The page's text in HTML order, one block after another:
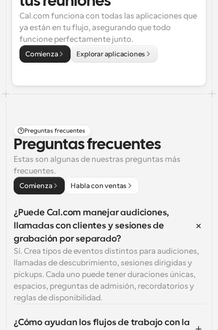
Cal.com funciona con todas las aplicaciones que
ya están en tu flujo, asegurando que todo
funcione perfectamente junto.
Comienza Explorar aplicaciones
Preguntas frecuentes
Preguntas frecuentes
Estas son algunas de nuestras preguntas más
frecuentes.
Comienza Habla con ventas
¿Puede Cal.com manejar audiciones,
llamadas con clientes y sesiones de
grabación por separado?
Sí. Crea tipos de eventos distintos para audiciones,
llamadas de descubrimiento, sesiones dirigidas y
pickups. Cada uno puede tener duraciones únicas,
espacios, preguntas de admisión, recordatorios y
reglas de disponibilidad.
¿Cómo ayudan los flujos de trabajo con la